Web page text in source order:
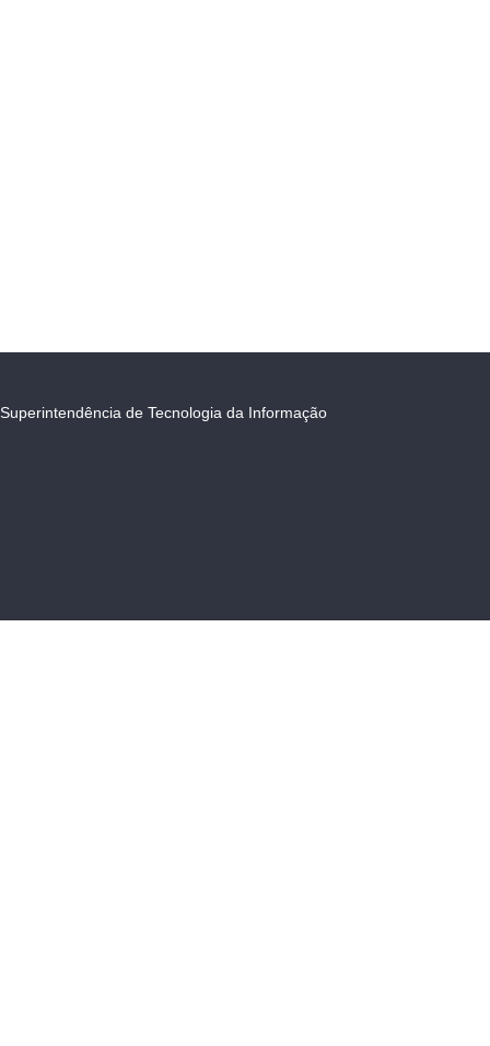
Superintendência de Tecnologia da Informação